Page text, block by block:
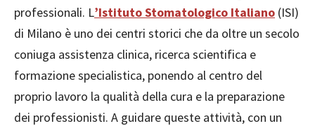
professionali. L’Istituto Stomatologico Italiano (ISI)
di Milano è uno dei centri storici che da oltre un secolo
coniuga assistenza clinica, ricerca scientifica e
formazione specialistica, ponendo al centro del
proprio lavoro la qualità della cura e la preparazione
dei professionisti. A guidare queste attività, con un